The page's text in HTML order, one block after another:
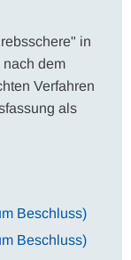
in
dem
Verfahren
als
Beschluss)
Beschluss)